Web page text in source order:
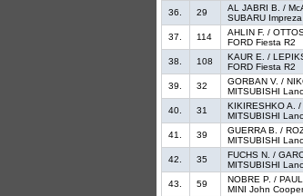
36.
29
AL JABRI B. /
SUBARU
37.
114
AHLIN F. /
FORD Fiesta R2
38.
108
KAUR E. /
FORD Fiesta R2
39.
32
GORBAN V. /
MITSUBISHI
40.
31
KIKIRESHKO A.
MITSUBISHI
41.
39
GUERRA B. /
MITSUBISHI
42.
35
FUCHS N. /
MITSUBISHI
43.
59
NOBRE P. /
MINI John